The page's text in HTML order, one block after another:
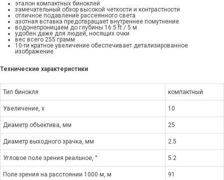
эталон компактных биноклей
замечательный обзор высокой четкости и контрастности
отличное подавление рассеянного света
азотная вставка предотвращает внутреннее помутнение
водонепроницаем до глубины 16.5 ft / 5 м
удобен даже для людей, носящих очки
вес всего 255 грамм
10-ти кратное увеличение обеспечивает детализированное
изображение
Технические характеристики
Тип бинокля компактный
Увеличение, x 10
Диаметр объектива, мм 25
Диаметр выходного зрачка, мм 2.5
Угловое поле зрения реальное, ° 5.2
Поле зрения на расстоянии 1000 м, м 91